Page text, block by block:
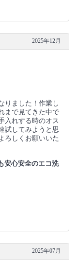
2025年12月
りました！作業し
まで見てきた中で
入れする時のオス
試してみようと思
ろしくお願いいた
安心安全のエコ洗
2025年07月